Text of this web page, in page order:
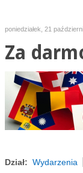
poniedziałek, 21
Za
Dział: Wydarzenia